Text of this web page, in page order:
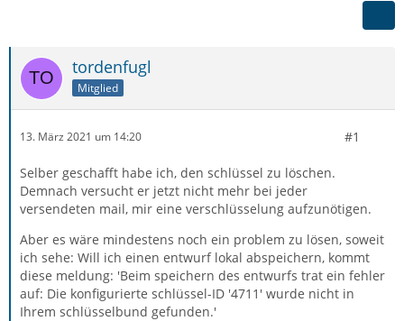
tordenfugl
Mitglied
13. März 2021 um 14:20 #1
Selber geschafft habe ich, den schlüssel zu löschen.
Demnach versucht er jetzt nicht mehr bei jeder
versendeten mail, mir eine verschlüsselung aufzunötigen.
Aber es wäre mindestens noch ein problem zu lösen, soweit
ich sehe: Will ich einen entwurf lokal abspeichern, kommt
diese meldung: 'Beim speichern des entwurfs trat ein fehler
auf: Die konfigurierte schlüssel-ID '4711' wurde nicht in
Ihrem schlüsselbund gefunden.'